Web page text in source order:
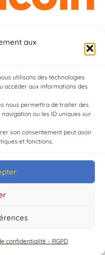
aux
utilisons des technologies
accéder aux informations des
nous permettra de traiter des
ou les ID uniques sur
son consentement peut avoir
et fonctions.
confidentialité – RGPD
| Tous droits réservés.
DESIGN